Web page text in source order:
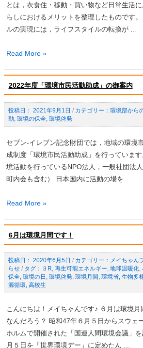
講
演
会
開
催
も
り
お
か
ゼ
ロ
カ
ー
ン
フ
ェ
タ
～
とは，衣食住・移動・買い物など日常生活
らしにおけるメリットを整理したものです
ルの実現には，ライフスタイルの転換が …
ゼ
カ
ー
ボ
ン
ア
シ
ョ
組
も
う！
Read More »
2022年度「環境市民活動助成」の御案内
2021年9月1日 / 環境部から
動, 環境の保全, 環境啓発
セブン-イレブン記念財団では，地域の環境
成制度「環境市民活動助成」を行っていま
境活動を行っているNPO法人，一般社団法
町内会も含む） 日本国内に活動の場を …
2022
度
「環
境
市
民
活
助
成」
の
Read More »
6月は環境月間です！
2020年6月5日 / メイちゃん
らせ/ ３R, 再生可能エネルギー, 地球温暖化,
保全, 環境の日 , 環境啓発, 環境月間, 環境省, 生物多
源循環, 高校生
こんにちは！メイちゃんです♪ ６月は環境
なんだろう？ 昭和47年６月５日からスウェ
ホルムで開催された「国連人間環境会議」
月５日を「世界環境デー」に定めたん …